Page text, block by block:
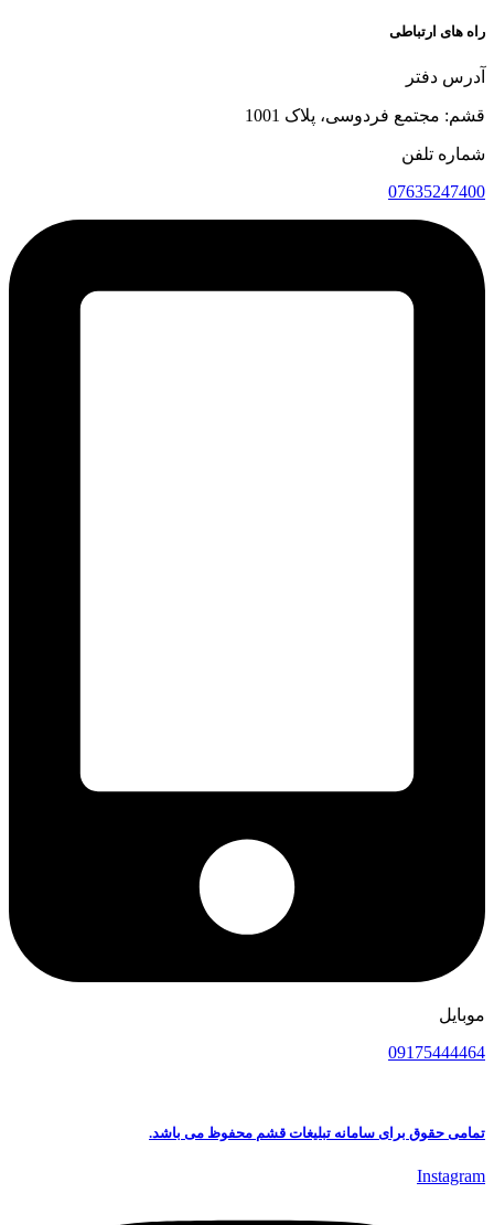
راه های ارتباطی
آدرس دفتر
قشم: مجتمع فردوسی، پلاک 1001
شماره تلفن
07635247400
موبایل
09175444464
تمامی حقوق برای سامانه تبلیغات قشم محفوظ می باشد.
Instagram